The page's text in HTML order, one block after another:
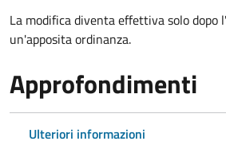
La modifica diventa effettiva solo dopo
un'apposita ordinanza.
Approfondimenti
Ulteriori informazioni